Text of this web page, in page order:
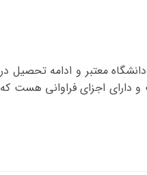
معتبر و ادامه تحصیل در
دارای اجزای فراوانی هست که